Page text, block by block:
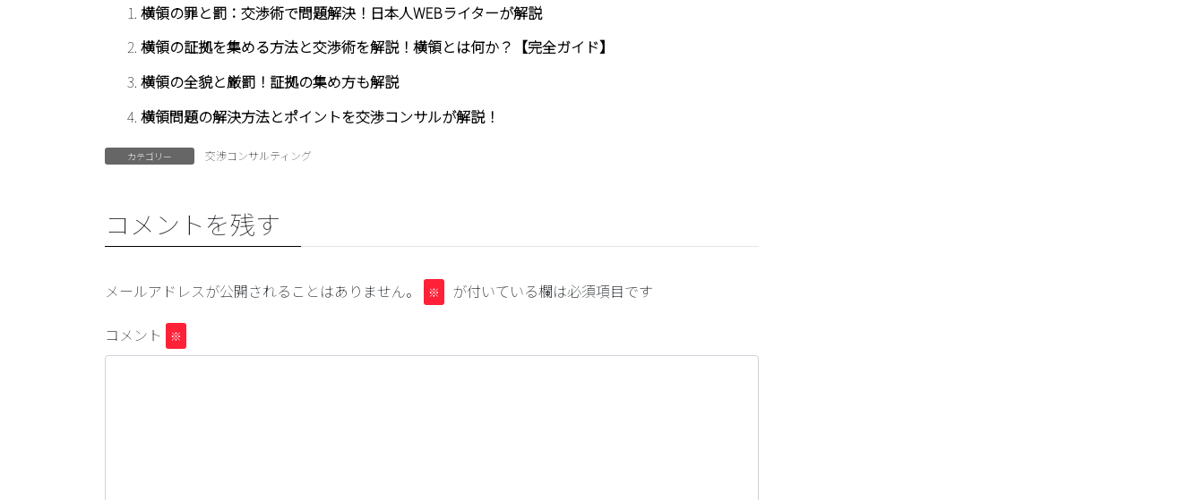
横領の罪と罰：交渉術で問題解決！日本人WEBライターが解説
横領の証拠を集める方法と交渉術を解説！横領とは何か？【完全ガイド】
横領の全貌と厳罰！証拠の集め方も解説
横領問題の解決方法とポイントを交渉コンサルが解説！
カテゴリー 交渉コンサルティング
コメントを残す
メールアドレスが公開されることはありません。 ※ が付いている欄は必須項目です
コメント ※